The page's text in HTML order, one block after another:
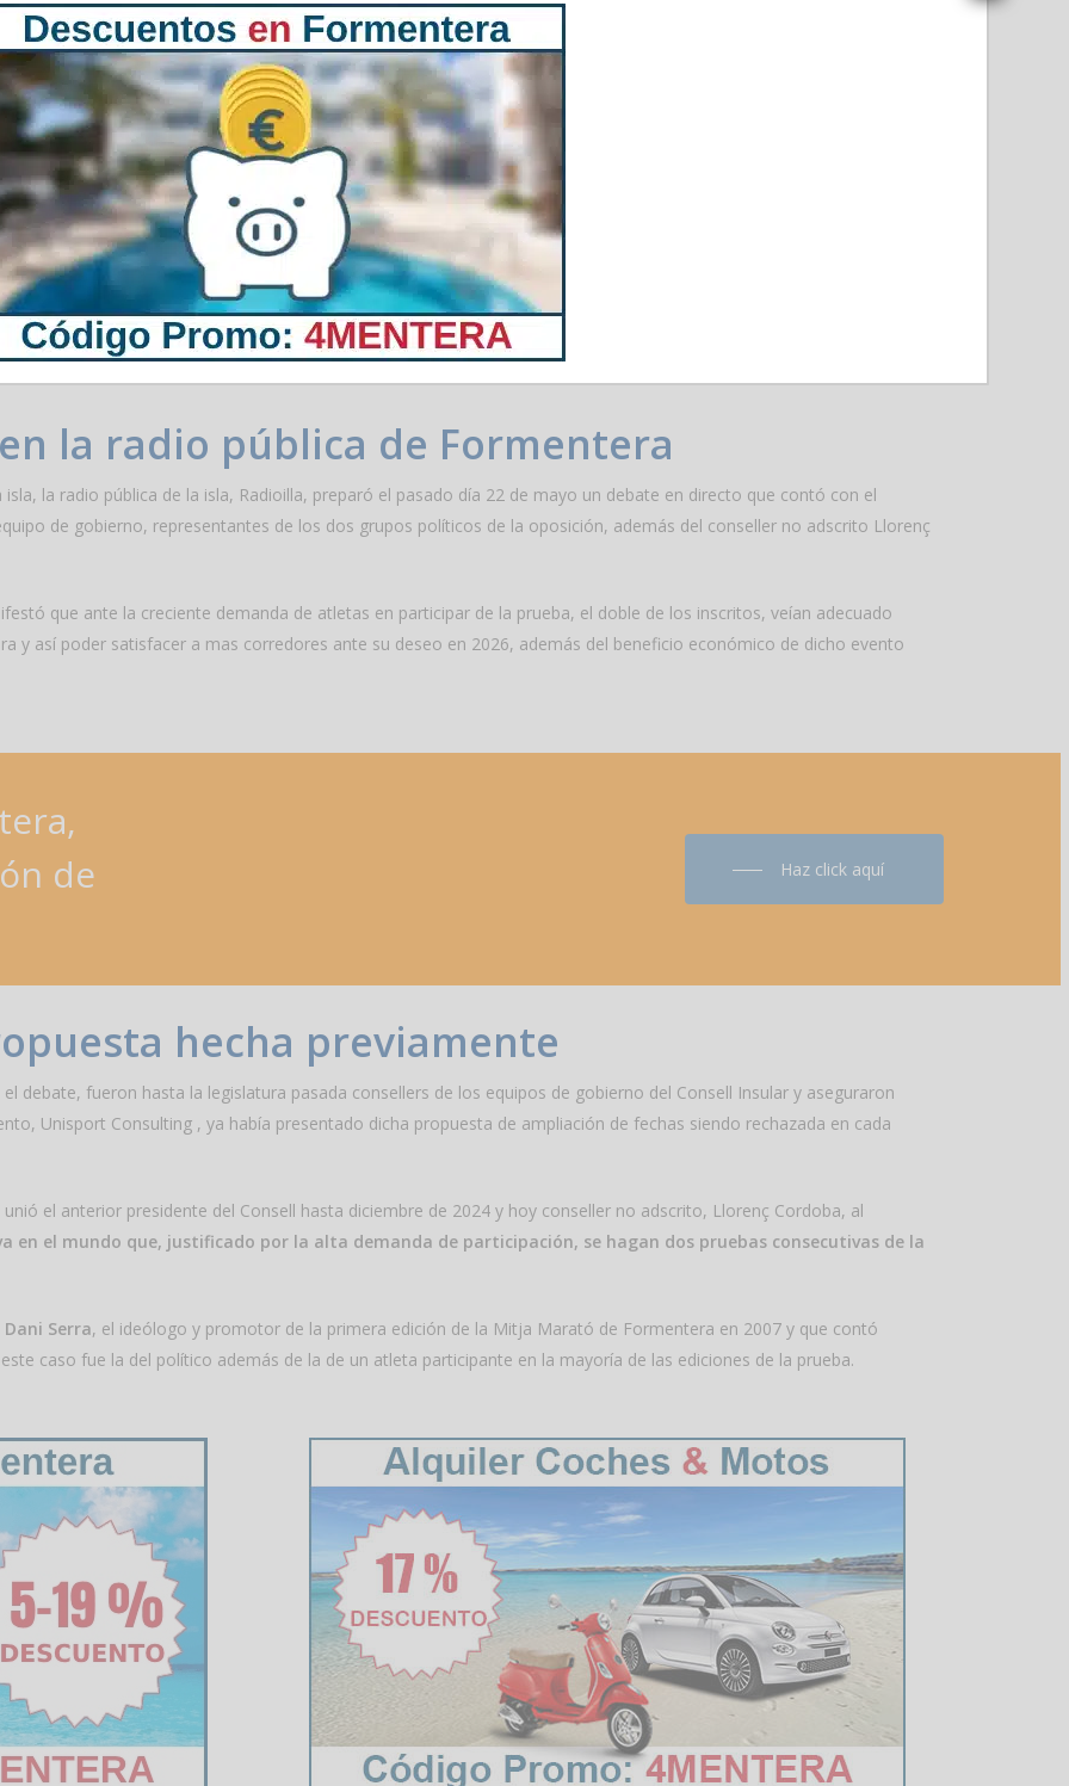
entre los atletas locales
desacuerdo en redes sociales ante esta propuesta al entender que la medida no se había planteado previamente a
su identidad tal y como lo ha hecho hasta la fecha siendo un éxito de participación y organización año tras año.
de corredores es una realidad en la mayoría de las carreras populares del mundo, esa no podía ser la excusa para
del actual equipo de gobierno del Consell Insular.
la radio pública de Formentera
la radio pública de la isla, Radioilla, preparó el pasado día 22 de mayo un debate en directo que contó con el
de gobierno, representantes de los dos grupos políticos de la oposición, además del conseller no adscrito Llorenç
que ante la creciente demanda de atletas en participar de la prueba, el doble de los inscritos, veían adecuado
y así poder satisfacer a mas corredores ante su deseo en 2026, además del beneficio económico de dicho evento
de Haz click aquí
hecha previamente
debate, fueron hasta la legislatura pasada consellers de los equipos de gobierno del Consell Insular y aseguraron
Unisport Consulting , ya había presentado dicha propuesta de ampliación de fechas siendo rechazada en cada
el anterior presidente del Consell hasta diciembre de 2024 y hoy conseller no adscrito, Llorenç Cordoba, al
en el mundo que, justificado por la alta demanda de participación, se hagan dos pruebas consecutivas de la
Dani Serra, el ideólogo y promotor de la primera edición de la Mitja Marató de Formentera en 2007 y que contó
caso fue la del político además de la de un atleta participante en la mayoría de las ediciones de la prueba.